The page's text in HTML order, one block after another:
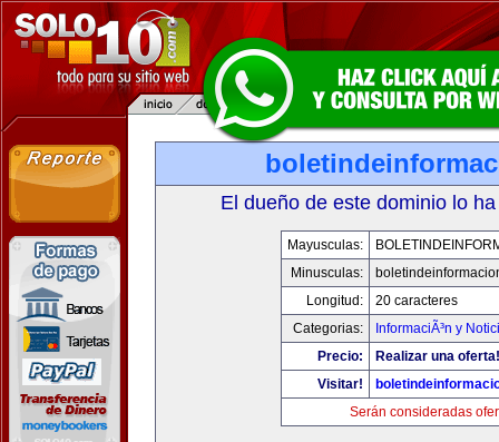
El dueño de este dominio lo
Mayusculas:
Minusculas:
Longitud:
20 caracteres
Categorias:
InformaciÃ³n y
Precio:
Realizar una oferta!
Visitar!
Serán consideradas